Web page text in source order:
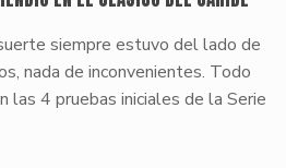
siempre estuvo del lado de
nada de inconvenientes. Todo
4 pruebas iniciales de la Serie